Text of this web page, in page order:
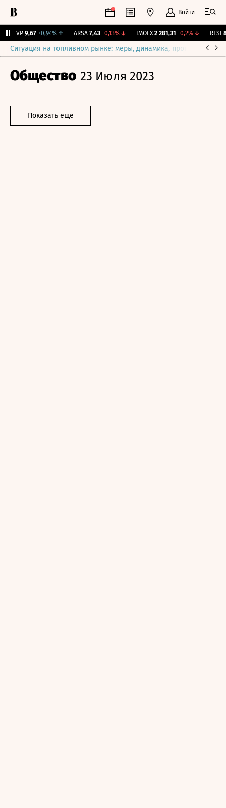
Войти
BISVP 9,67 +0,94%↑ ARSA 7,43 -0,13%↓ IMOEX 2 281,31 -0,2%↓ RTSI
Ситуация на топливном рынке: меры, динамика, прогнозы
Общество 23 Июля 2023
Показать еще